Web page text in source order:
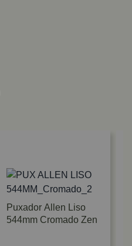
Puxador Allen Liso
544mm Cromado Zen